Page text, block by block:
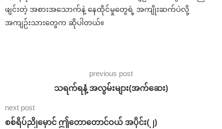
ဖျင်းတဲ့ အစားအသောက်နဲ့ နေထိုင်မှုတွေရဲ့ အကျိုးဆက်ပဲလို့
အကျဉ်းသားတွေက ဆိုပါတယ်။
previous post
သရက်ရနံ့ အလွမ်းများ(အက်ဆေး)
next post
စစ်ရိပ်ညိုမှောင် ဤတောတောင်ဝယ် အပိုင်း(၂)